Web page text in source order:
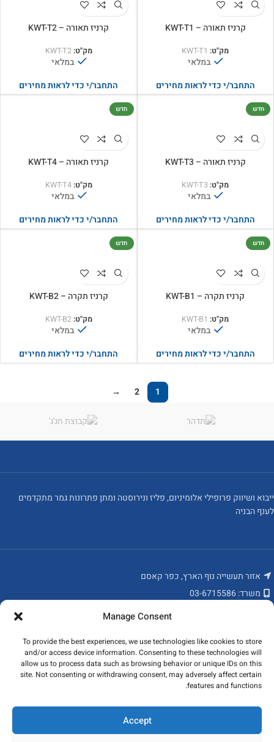
Manage Consent
To provide the best experiences, we use technologies like cookies to store
and/or access device information. Consenting to these technologies will
allow us to process data such as browsing behavior or unique IDs on this
site. Not consenting or withdrawing consent, may adversely affect certain
features and functions.
Accept
קרניז תאורה – KWT-T1
מק"ט: KWT-T1
במלאי
התחבר/י כדי לראות מחירים
קרניז תאורה – KWT-T2
מק"ט:KWT-T2
במלאי
התחבר/י כדי לראות מחירים
חדש
קרניז תאורה – KWT-T3
מק"ט: KWT-T3
במלאי
התחבר/י כדי לראות מחירים
חדש
קרניז תאורה – KWT-T4
מק"ט:KWT-T4
במלאי
התחבר/י כדי לראות מחירים
חדש
קרניז תקרה – KWT-B1
מק"ט: KWT-B1
במלאי
התחבר/י כדי לראות מחירים
חדש
קרניז תקרה – KWT-B2
מק"ט:KWT-B2
במלאי
התחבר/י כדי לראות מחירים
1
2
→
ייבוא ושיווק פרופילי אלומיניום, פליז ונירוסטה ומתן פתרונות גמר מתקדמים
לענף הבניה
אזור תעשייה נוף הארץ, כפר קאסם
משרד: 03-6715586
מאמרים אחרונים
המוצרים שלנו
ניווט מהיר
כל הזכויות שמורות לקובי פרופילים ונגישות בע"מ 2023